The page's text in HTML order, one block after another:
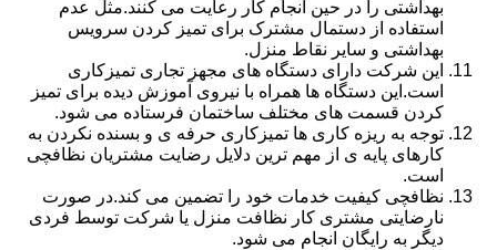
بهداشتی را در حین انجام کار رعایت می کنند.مثل عدم
استفاده از دستمال مشترک برای تمیز کردن سرویس
بهداشتی و سایر نقاط منزل.
این شرکت دارای دستگاه های مجهز تجاری تمیزکاری
است.این دستگاه ها همراه با نیروی آموزش دیده برای تمیز
کردن قسمت های مختلف ساختمان فرستاده می شود.
توجه به ریزه کاری ها تمیزکاری حرفه ی و بسنده نکردن به
کارهای پایه ی از مهم ترین دلایل رضایت مشتریان نظافچی
است.
نظافچی کیفیت خدمات خود را تضمین می کند.در صورت
نارضایتی مشتری کار نظافت منزل یا شرکت توسط فردی
دیگر به رایگان انجام می شود.